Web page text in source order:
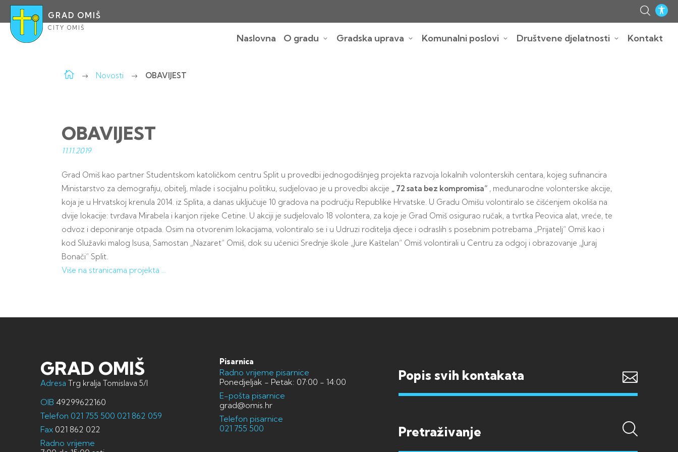
GRAD OMIŠ
CITY OMIŠ
Naslovna O gradu Gradska uprava Komunalni poslovi Društvene djelatnosti Kontakt
Novosti OBAVIJEST
OBAVIJEST
11.11.2019
Grad Omiš kao partner Studentskom katoličkom centru Split u provedbi jednogodišnjeg projekta razvoja lokalnih volonterskih centara, kojeg sufinancira
Ministarstvo za demografiju, obitelj, mlade i socijalnu politiku, sudjelovao je u provedbi akcije „ 72 sata bez kompromisa“ , međunarodne volonterske akcije,
koja je u Hrvatskoj krenula 2014. iz Splita, a danas uključuje 10 gradova na području Republike Hrvatske. U Gradu Omišu volontiralo se čišćenjem okoliša na
dvije lokacije: tvrđava Mirabela i kanjon rijeke Cetine. U akciji je sudjelovalo 18 volontera, za koje je Grad Omiš osigurao ručak, a tvrtka Peovica alat, vreće, te
odvoz i deponiranje otpada. Osim na otvorenim lokacijama, volontiralo se i u Udruzi roditelja djece i odraslih s posebnim potrebama „Prijatelj“ Omiš kao i
kod Služavki malog Isusa, Samostan „Nazaret“ Omiš, dok su učenici Srednje škole „Jure Kaštelan“ Omiš volontirali u Centru za odgoj i obrazovanje „Juraj
Bonači“ Split.
Više na stranicama projekta …
GRAD OMIŠ
Adresa Trg kralja Tomislava 5/I
OIB 49299622160
Telefon 021 755 500 021 862 059
Fax 021 862 022
Radno vrijeme
Pisarnica
Radno vrijeme pisarnice
Ponedjeljak - Petak: 07:00 - 14:00
E-pošta pisarnice
grad@omis.hr
Telefon pisarnice
021 755 500
Popis svih kontakata